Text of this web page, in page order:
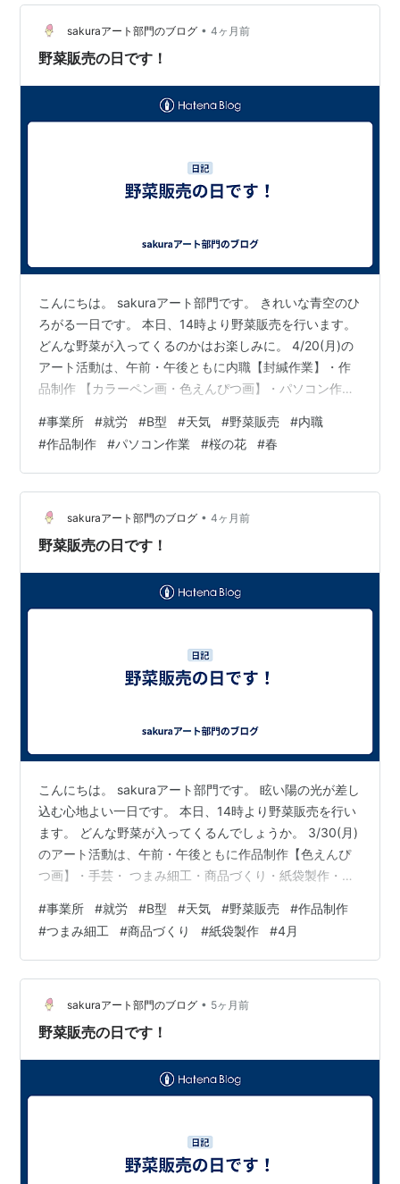
皆さん、朗らかとステキなことでいっぱいの毎日を過ご
してください！
sakuraアート部門のブログ • 4ヶ月前
野菜販売の日です！
こんにちは。 sakuraアート部門です。 きれいな青空のひ
ろがる一日です。 本日、14時より野菜販売を行います。
どんな野菜が入ってくるのかはお楽しみに。 4/20(月)の
アート活動は、午前・午後ともに内職【封緘作業】・作
品制作 【カラーペン画・色えんぴつ画】・パソコン作
仕事しています。 あっという間に4月も半分が経ちまし
たね。 少しずつ外も暖かくなってきたように感じます。
札幌でも【桜の花】が咲きはじめてきました。 春ならで
はのイベント等が始まる季節です。 皆さん、ステキな笑
顔あふれる毎日を過ごしてください！
#事業所 #就労 #B型 #天気 #野菜販売 #内職
#作品制作 #パソコン作業 #桜の花 #春
sakuraアート部門のブログ • 4ヶ月前
野菜販売の日です！
こんにちは。 sakuraアート部門です。 眩い陽の光が差し
込む心地よい一日です。 本日、14時より野菜販売を行い
ます。 どんな野菜が入ってくるんでしょうか。 3/30(月)
のアート活動は、午前・午後ともに作品制作【色えんぴ
つ画】・手芸・ つまみ細工・商品づくり・紙袋製作・パ
スタッフのかたと仕事しています。 3月も残りわずかと
なりました。 今週水曜日からは、【春の陽気漂わせる】
4月へ突入します。 皆さん、健やかと元気ハツラツの毎
日を過ごしてくださいね！
#事業所 #就労 #B型 #天気 #野菜販売 #作品制作
#つまみ細工 #商品づくり #紙袋製作 #4月
sakuraアート部門のブログ • 5ヶ月前
野菜販売の日です！